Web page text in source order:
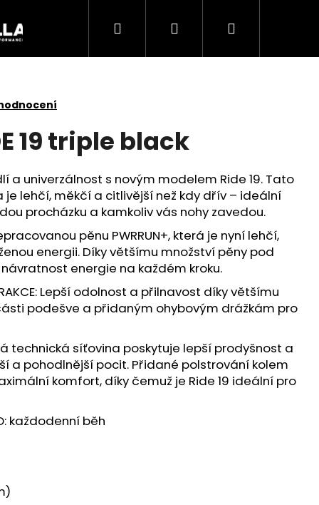
Hledat PřihlášeníNákupní
19 triple black
a univerzálnost s novým modelem Ride 19. Tato
lehčí, měkčí a citlivější než kdy dřív – ideální
procházku a kamkoliv vás nohy zavedou.
pěnu PWRRUN+, která je nyní lehčí,
energii. Díky většímu množství pěny pod
energie na každém kroku.
TRAKCE: Lepší odolnost a přilnavost díky většímu
podešve a přidaným ohybovým drážkám pro
technická síťovina poskytuje lepší prodyšnost a
a pohodlnější pocit. Přidané polstrování kolem
komfort, díky čemuž je Ride 19 ideální pro
každodenní běh
3 BLACK/DUSK